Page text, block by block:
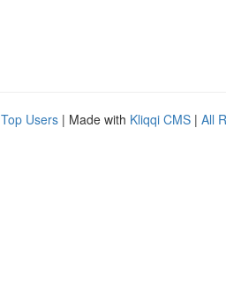
Top Users | Made with Kliqqi CMS | All